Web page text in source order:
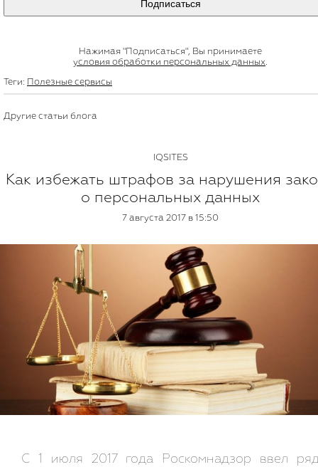
Подписаться
Нажимая "Подписаться", Вы принимаете
условия обработки персональных данных.
Теги: Полезные сервисы
Другие статьи блога
IQSITES
Как избежать штрафов за нарушения
о персональных данных
7 августа 2017 в 15:50
С 1 июля 2017 года Роскомнадзор ввел